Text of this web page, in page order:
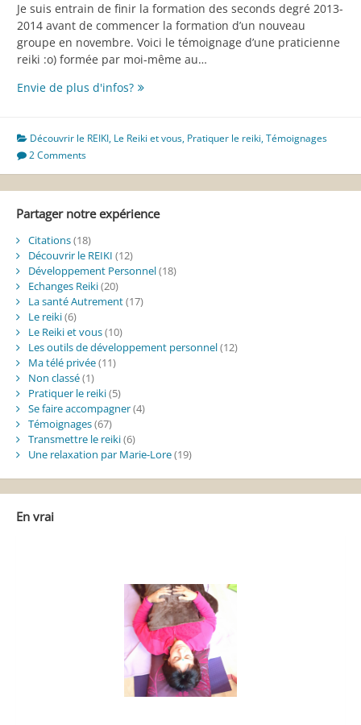
Je suis entrain de finir la formation des seconds degré 2013-
2014 avant de commencer la formation d’un nouveau
groupe en novembre. Voici le témoignage d’une praticienne
reiki :o) formée par moi-même au…
Envie de plus d'infos?L’assiduité
à
formation
au
degré
Découvrir le REIKI, Le Reiki et vous, Pratiquer le reiki,Témoignages
2 Comments
Partager notre expérience
Citations(18)
Découvrir le REIKI (12)
Développement Personnel(18)
Echanges Reiki(20)
La santé Autrement(17)
Le reiki(6)
Le Reiki et vous(10)
Les outils de développement personnel(12)
Ma télé privée(11)
Non classé(1)
Pratiquer le reiki(5)
Se faire accompagner(4)
Témoignages(67)
Transmettre le reiki(6)
Une relaxation par Marie-Lore(19)
En vrai